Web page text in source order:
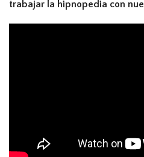
trabajar la hipnopedia con